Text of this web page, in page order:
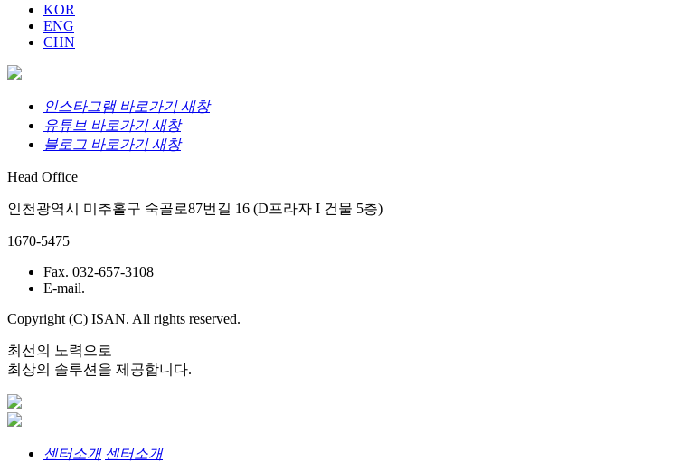
KOR
ENG
CHN
인스타그램 바로가기 새창
유튜브 바로가기 새창
블로그 바로가기 새창
Head Office
인천광역시 미추홀구 숙골로87번길 16 (D프라자 I 건물 5층)
1670-5475
Fax. 032-657-3108
E-mail.
Copyright (C) ISAN. All rights reserved.
최선의 노력으로
최상의 솔루션을 제공합니다.
센터소개 센터소개